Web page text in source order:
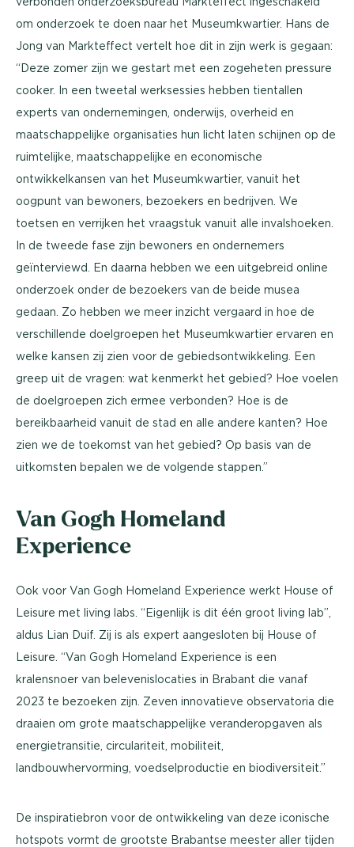
om onderzoek te doen naar het Museumkwartier. Hans de
Jong van Markteffect vertelt hoe dit in zijn werk is gegaan:
“Deze zomer zijn we gestart met een zogeheten pressure
cooker. In een tweetal werksessies hebben tientallen
experts van ondernemingen, onderwijs, overheid en
maatschappelijke organisaties hun licht laten schijnen op de
ruimtelijke, maatschappelijke en economische
ontwikkelkansen van het Museumkwartier, vanuit het
oogpunt van bewoners, bezoekers en bedrijven. We
toetsen en verrijken het vraagstuk vanuit alle invalshoeken.
In de tweede fase zijn bewoners en ondernemers
geïnterviewd. En daarna hebben we een uitgebreid online
onderzoek onder de bezoekers van de beide musea
gedaan. Zo hebben we meer inzicht vergaard in hoe de
verschillende doelgroepen het Museumkwartier ervaren en
welke kansen zij zien voor de gebiedsontwikkeling. Een
greep uit de vragen: wat kenmerkt het gebied? Hoe voelen
de doelgroepen zich ermee verbonden? Hoe is de
bereikbaarheid vanuit de stad en alle andere kanten? Hoe
zien we de toekomst van het gebied? Op basis van de
uitkomsten bepalen we de volgende stappen.”
Van Gogh Homeland
Experience
Ook voor Van Gogh Homeland Experience werkt House of
Leisure met living labs. “Eigenlijk is dit één groot living lab”,
aldus Lian Duif. Zij is als expert aangesloten bij House of
Leisure. “Van Gogh Homeland Experience is een
kralensnoer van belevenislocaties in Brabant die vanaf
2023 te bezoeken zijn. Zeven innovatieve observatoria die
draaien om grote maatschappelijke veranderopgaven als
energietransitie, circulariteit, mobiliteit,
landbouwhervorming, voedselproductie en biodiversiteit.”
De inspiratiebron voor de ontwikkeling van deze iconische
hotspots vormt de grootste Brabantse meester aller tijden